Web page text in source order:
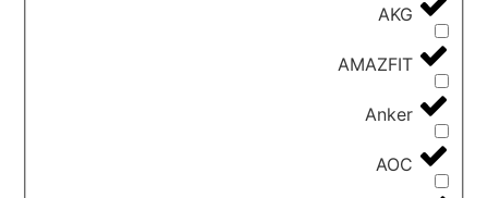
AKG
AMAZFIT
Anker
AOC